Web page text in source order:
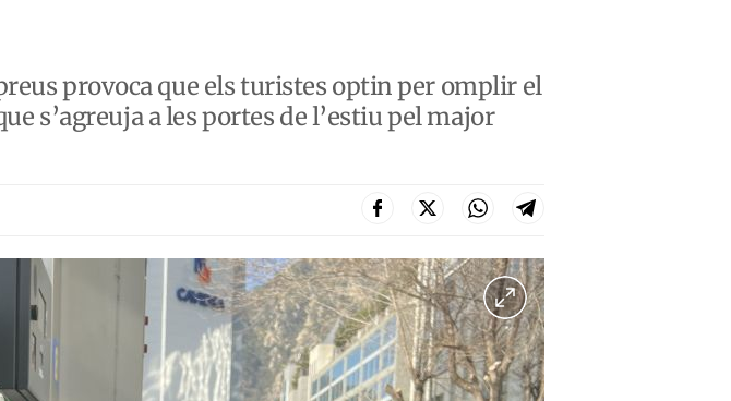
provoca que els turistes optin per omplir el
s’agreuja a les portes de l’estiu pel major